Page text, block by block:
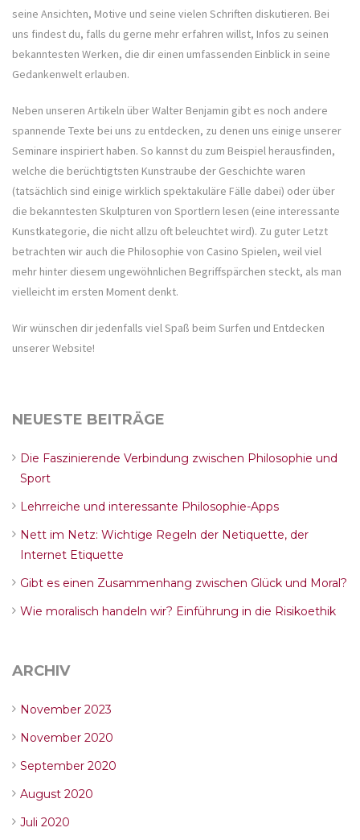
seine Ansichten, Motive und seine vielen Schriften diskutieren. Bei
uns findest du, falls du gerne mehr erfahren willst, Infos zu seinen
bekanntesten Werken, die dir einen umfassenden Einblick in seine
Gedankenwelt erlauben.
Neben unseren Artikeln über Walter Benjamin gibt es noch andere
spannende Texte bei uns zu entdecken, zu denen uns einige unserer
Seminare inspiriert haben. So kannst du zum Beispiel herausfinden,
welche die berüchtigtsten Kunstraube der Geschichte waren
(tatsächlich sind einige wirklich spektakuläre Fälle dabei) oder über
die bekanntesten Skulpturen von Sportlern lesen (eine interessante
Kunstkategorie, die nicht allzu oft beleuchtet wird). Zu guter Letzt
betrachten wir auch die Philosophie von Casino Spielen, weil viel
mehr hinter diesem ungewöhnlichen Begriffspärchen steckt, als man
vielleicht im ersten Moment denkt.
Wir wünschen dir jedenfalls viel Spaß beim Surfen und Entdecken
unserer Website!
NEUESTE BEITRÄGE
Die Faszinierende Verbindung zwischen Philosophie und
Sport
Lehrreiche und interessante Philosophie-Apps
Nett im Netz: Wichtige Regeln der Netiquette, der
Internet Etiquette
Gibt es einen Zusammenhang zwischen Glück und Moral?
Wie moralisch handeln wir? Einführung in die Risikoethik
ARCHIV
November 2023
November 2020
September 2020
August 2020
Juli 2020